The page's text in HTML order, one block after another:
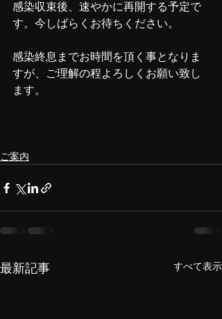
感染収束後、速やかに再開する予定で
す。今しばらくお待ちください。
感染終息までお時間を頂く事となりま
すが、ご理解の程よろしくお願い致し
ます。
ご案内
最新記事 すべて表示